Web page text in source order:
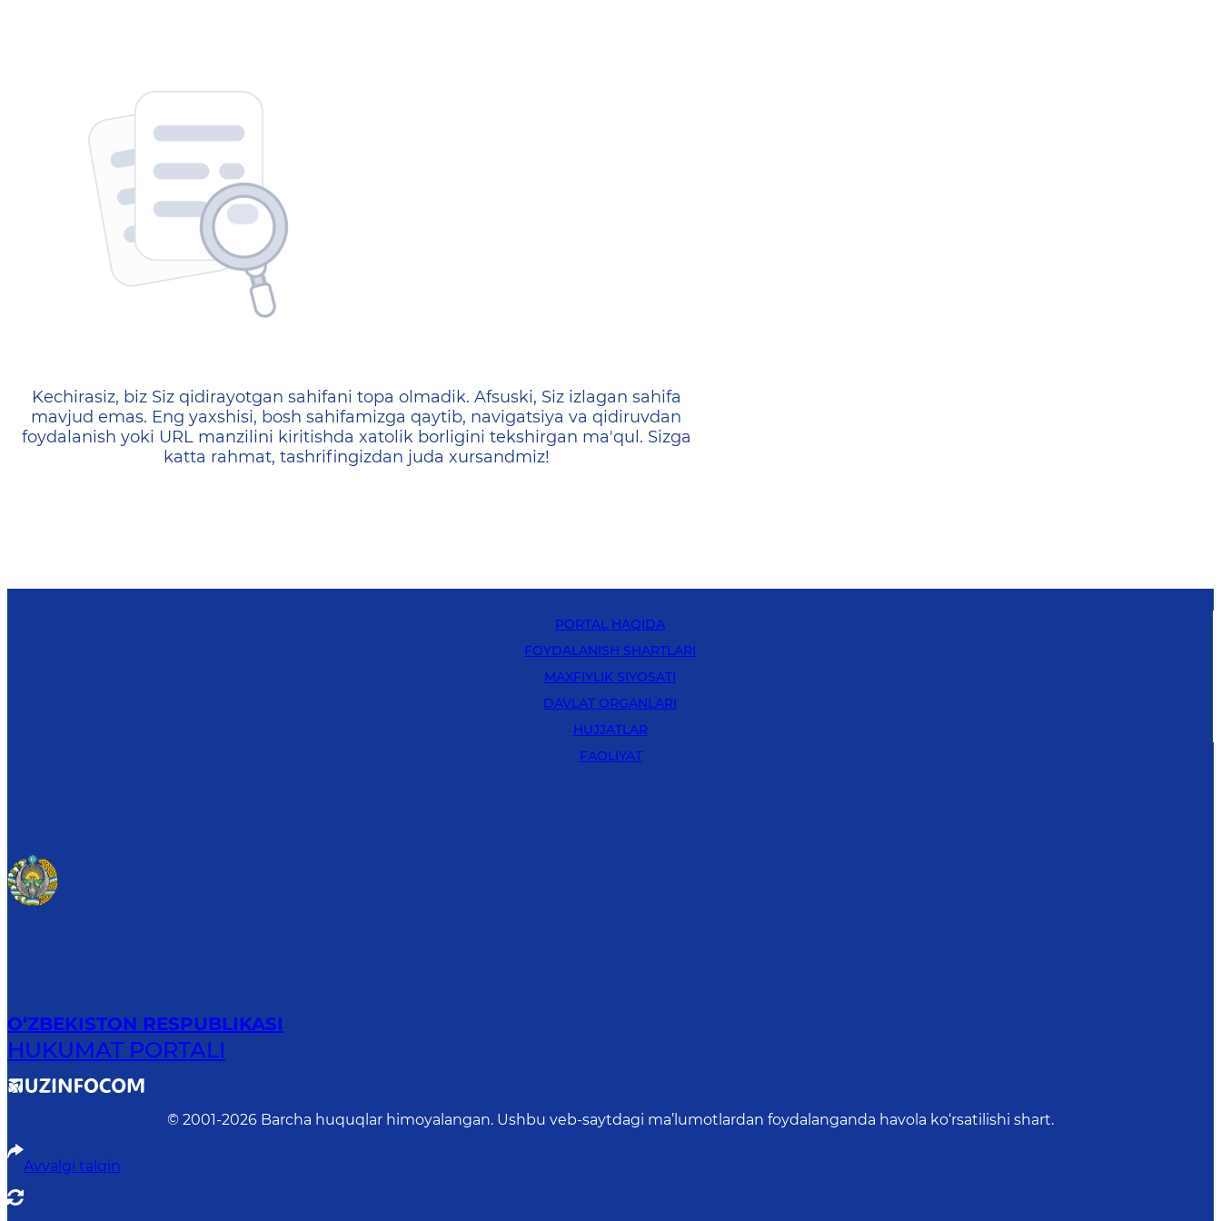
404 — Страница не найдена
Kechirasiz, biz Siz qidirayotgan sahifani topa olmadik. Afsuski, Siz izlagan sahifa
mavjud emas. Eng yaxshisi, bosh sahifamizga qaytib, navigatsiya va qidiruvdan
foydalanish yoki URL manzilini kiritishda xatolik borligini tekshirgan ma'qul. Sizga
katta rahmat, tashrifingizdan juda xursandmiz!
PORTAL HAQIDA
FOYDALANISH SHARTLARI
MAXFIYLIK SIYOSATI
DAVLAT ORGANLARI
HUJJATLAR
FAOLIYAT
O‘ZBEKISTON RESPUBLIKASI
HUKUMAT PORTALI
© 2001-2026 Barcha huquqlar himoyalangan. Ushbu veb-saytdagi ma’lumotlardan foydalanganda havola ko‘rsatilishi shart.
Avvalgi talqin